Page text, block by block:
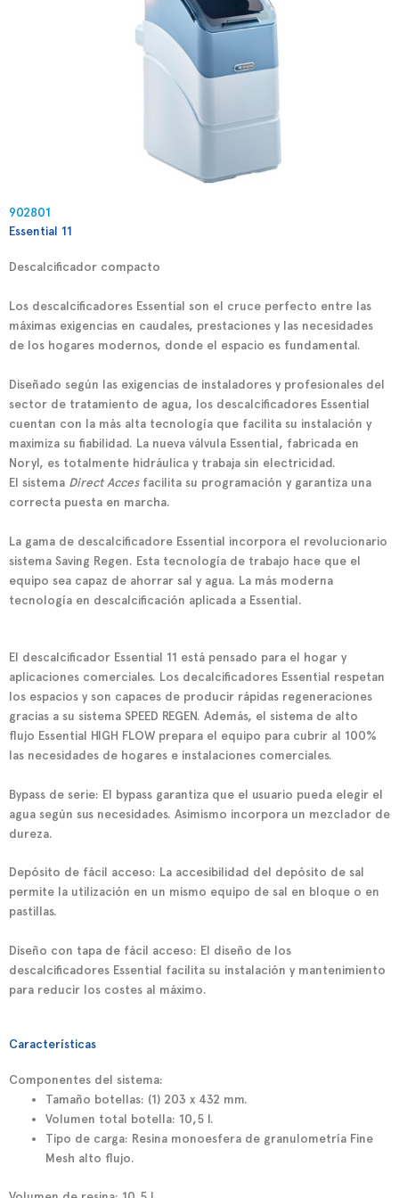
902801
Essential 11
Descalcificador compacto
Los descalcificadores Essential son el cruce perfecto entre las
máximas exigencias en caudales, prestaciones y las necesidades
de los hogares modernos, donde el espacio es fundamental.
Diseñado según las exigencias de instaladores y profesionales del
sector de tratamiento de agua, los descalcificadores Essential
cuentan con la más alta tecnología que facilita su instalación y
maximiza su fiabilidad. La nueva válvula Essential, fabricada en
Noryl, es totalmente hidráulica y trabaja sin electricidad.
El sistema Direct Accesfacilita su programación y garantiza una
correcta puesta en marcha.
La gama de descalcificadore Essential incorpora el revolucionario
sistema Saving Regen. Esta tecnología de trabajo hace que el
equipo sea capaz de ahorrar sal y agua. La más moderna
tecnología en descalcificación aplicada a Essential.
El descalcificador Essential 11 está pensado para el hogar y
aplicaciones comerciales. Los decalcificadores Essential respetan
los espacios y son capaces de producir rápidas regeneraciones
gracias a su sistema SPEED REGEN. Además, el sistema de alto
flujo Essential HIGH FLOW prepara el equipo para cubrir al 100%
las necesidades de hogares e instalaciones comerciales.
Bypass de serie: El bypass garantiza que el usuario pueda elegir el
agua según sus necesidades. Asimismo incorpora un mezclador de
dureza.
Depósito de fácil acceso: La accesibilidad del depósito de sal
permite la utilización en un mismo equipo de sal en bloque o en
pastillas.
Diseño con tapa de fácil acceso: El diseño de los
descalcificadores Essential facilita su instalación y mantenimiento
para reducir los costes al máximo.
Características
Componentes del sistema:
Tamaño botellas: (1) 203 x 432 mm.
Volumen total botella: 10,5 l.
Tipo de carga: Resina monoesfera de granulometría Fine
Mesh alto flujo.